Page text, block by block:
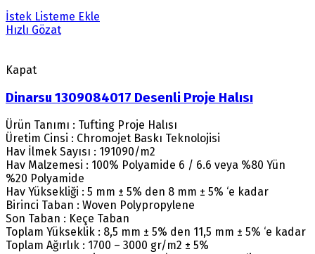
İstek Listeme Ekle
Hızlı Gözat
Kapat
Dinarsu 1309084017 Desenli Proje Halısı
Ürün Tanımı : Tufting Proje Halısı
Üretim Cinsi : Chromojet Baskı Teknolojisi
Hav İlmek Sayısı : 191090/m2
Hav Malzemesi : 100% Polyamide 6 / 6.6 veya %80 Yün
%20 Polyamide
Hav Yüksekliği : 5 mm ± 5% den 8 mm ± 5% ‘e kadar
Birinci Taban : Woven Polypropylene
Son Taban : Keçe Taban
Toplam Yükseklik : 8,5 mm ± 5% den 11,5 mm ± 5% ‘e kadar
Toplam Ağırlık : 1700 – 3000 gr/m2 ± 5%